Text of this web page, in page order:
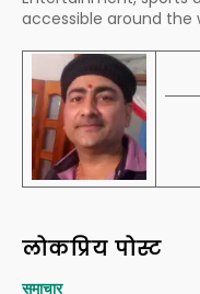
accessible around the
लोकप्रिय पोस्ट
समाचार